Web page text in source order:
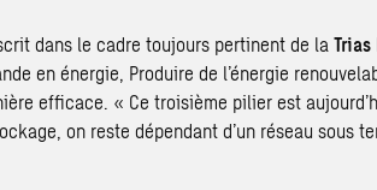
dans le cadre toujours pertinent de la Trias
en énergie, Produire de l’énergie
efficace. « Ce troisième pilier est
on reste dépendant d’un réseau sous